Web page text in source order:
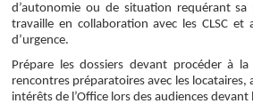
d’autonomie ou de situation requérant
travaille en collaboration avec les CLSC
d’urgence.
Prépare les dossiers devant procéder à
rencontres préparatoires avec les locataires,
intérêts de l’Office lors des audiences